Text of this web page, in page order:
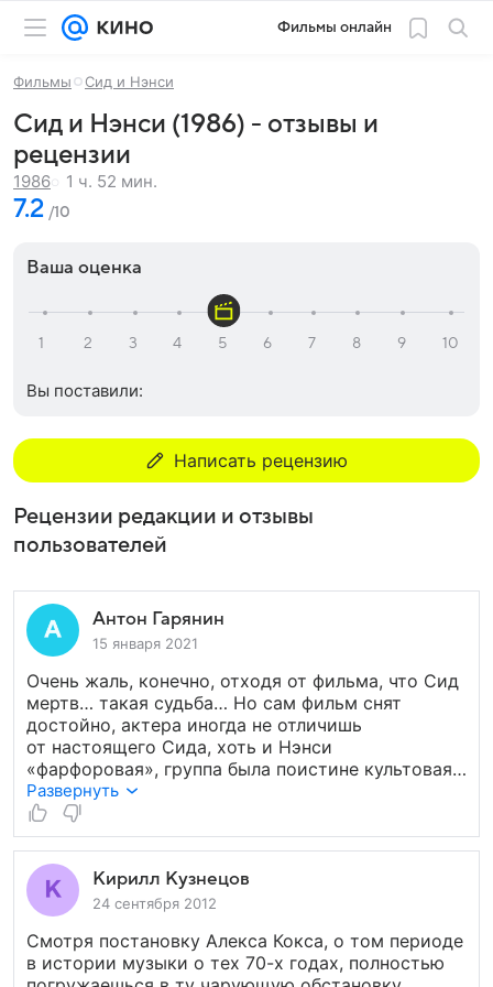
Фильмы онлайн
Фильмы Сид и Нэнси
Сид и Нэнси (1986) - отзывы и
рецензии
1986 1 ч. 52 мин.
7.2 /10
Ваша оценка
Вы поставили:
Написать рецензию
Рецензии редакции и отзывы
пользователей
Антон Гарянин
15 января 2021
Очень жаль, конечно, отходя от фильма, что Сид
мертв… такая судьба… Но сам фильм снят
достойно, актера иногда не отличишь
от настоящего Сида, хоть и Нэнси
«фарфоровая», группа была поистине культовая,
Сид — лицо настоящего, развязного панка тех
лет, музыка была: «мотивистая», конкретная, сам
Лондон красив, хоть и беспризорен.
Развернуть
Кирилл Кузнецов
24 сентября 2012
Смотря постановку Алекса Кокса, о том периоде
в истории музыки о тех 70-х годах, полностью